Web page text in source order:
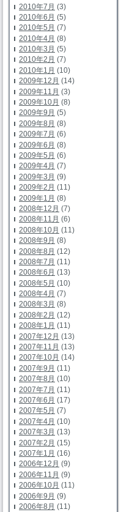
2010年7月 (3)
2010年6月 (5)
2010年5月 (7)
2010年4月 (8)
2010年3月 (5)
2010年2月 (7)
2010年1月 (10)
2009年12月 (14)
2009年11月 (3)
2009年10月 (8)
2009年9月 (5)
2009年8月 (8)
2009年7月 (6)
2009年6月 (8)
2009年5月 (6)
2009年4月 (7)
2009年3月 (9)
2009年2月 (11)
2009年1月 (8)
2008年12月 (7)
2008年11月 (6)
2008年10月 (11)
2008年9月 (8)
2008年8月 (12)
2008年7月 (11)
2008年6月 (13)
2008年5月 (10)
2008年4月 (7)
2008年3月 (8)
2008年2月 (12)
2008年1月 (11)
2007年12月 (13)
2007年11月 (13)
2007年10月 (14)
2007年9月 (11)
2007年8月 (10)
2007年7月 (11)
2007年6月 (17)
2007年5月 (7)
2007年4月 (10)
2007年3月 (13)
2007年2月 (15)
2007年1月 (16)
2006年12月 (9)
2006年11月 (9)
2006年10月 (11)
2006年9月 (9)
2006年8月 (11)